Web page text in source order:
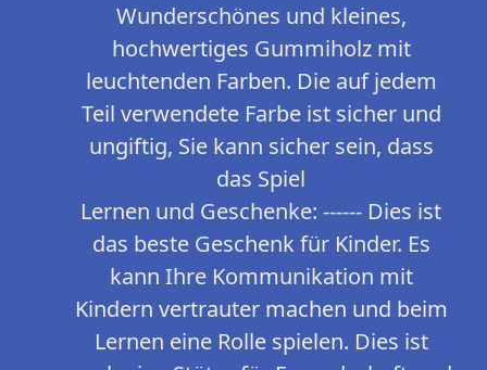
Wunderschönes und kleines,
hochwertiges Gummiholz ​​mit
leuchtenden Farben. Die auf jedem
Teil verwendete Farbe ist sicher und
ungiftig, Sie kann sicher sein, dass
das Spiel
Lernen und Geschenke: ------ Dies ist
das beste Geschenk für Kinder. Es
kann Ihre Kommunikation mit
Kindern vertrauter machen und beim
Lernen eine Rolle spielen. Dies ist